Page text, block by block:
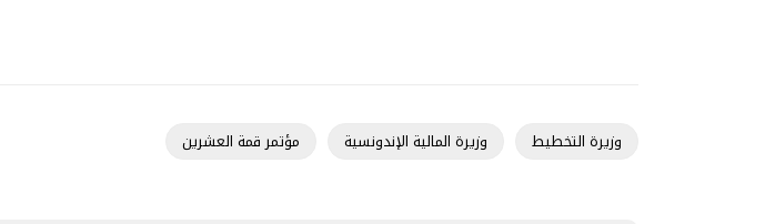
وزيرة التخطيط وزيرة المالية الإندونسية مؤتمر قمة العشرين